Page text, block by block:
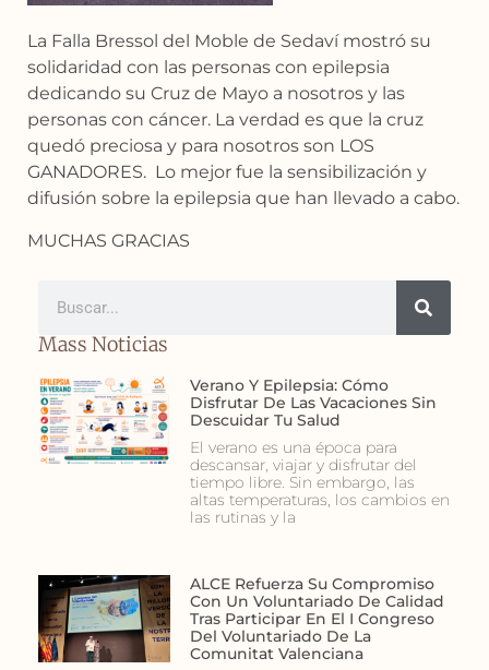
La Falla Bressol del Moble de Sedaví mostró su
solidaridad con las personas con epilepsia
dedicando su Cruz de Mayo a nosotros y las
personas con cáncer. La verdad es que la cruz
quedó preciosa y para nosotros son LOS
GANADORES. Lo mejor fue la sensibilización y
difusión sobre la epilepsia que han llevado a cabo.
MUCHAS GRACIAS
Mass Noticias
Verano Y Epilepsia: Cómo
Disfrutar De Las Vacaciones Sin
Descuidar Tu Salud
El verano es una época para
descansar, viajar y disfrutar del
tiempo libre. Sin embargo, las
altas temperaturas, los cambios en
las rutinas y la
ALCE Refuerza Su Compromiso
Con Un Voluntariado De Calidad
Tras Participar En El I Congreso
Del Voluntariado De La
Comunitat Valenciana